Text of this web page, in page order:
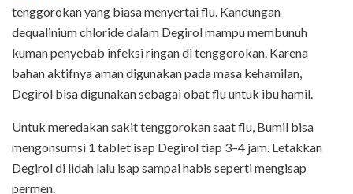
tenggorokan yang biasa menyertai flu. Kandungan
dequalinium chloride dalam Degirol mampu membunuh
kuman penyebab infeksi ringan di tenggorokan. Karena
bahan aktifnya aman digunakan pada masa kehamilan,
Degirol bisa digunakan sebagai obat flu untuk ibu hamil.
Untuk meredakan sakit tenggorokan saat flu, Bumil bisa
mengonsumsi 1 tablet isap Degirol tiap 3–4 jam. Letakkan
Degirol di lidah lalu isap sampai habis seperti mengisap
permen.